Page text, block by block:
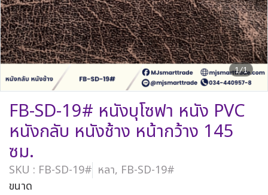
1/1
FB-SD-19# หนังบุโซฟา หนัง PVC
หนังกลับ หนังช้าง หน้ากว้าง 145
ซม.
SKU : FB-SD-19# หลา, FB-SD-19#
ขนาด